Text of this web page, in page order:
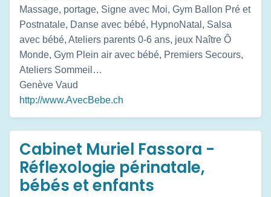
Massage, portage, Signe avec Moi, Gym Ballon Pré et
Postnatale, Danse avec bébé, HypnoNatal, Salsa
avec bébé, Ateliers parents 0-6 ans, jeux Naître Ô
Monde, Gym Plein air avec bébé, Premiers Secours,
Ateliers Sommeil…
Genève Vaud
http://www.AvecBebe.ch
Cabinet Muriel Fassora -
Réflexologie périnatale,
bébés et enfants